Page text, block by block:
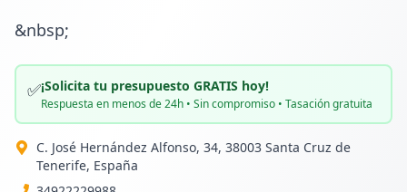
&nbsp;
✅¡Solicita tu presupuesto GRATIS hoy!
Respuesta en menos de 24h • Sin compromiso • Tasación gratuita
C. José Hernández Alfonso, 34, 38003 Santa Cruz de
Tenerife, España